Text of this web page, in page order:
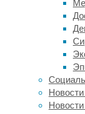
Новости
в